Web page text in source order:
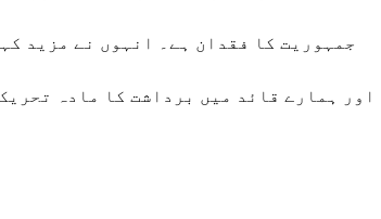
جمہوریت کا فقدان ہے۔ انہوں نے مزید
اور ہمارے قائد میں برداشت کا مادہ